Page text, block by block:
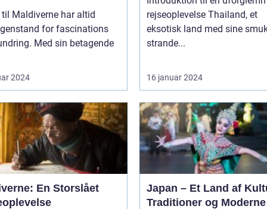
til Maldiverne har altid
for fascinations
Med sin betagende
2024
rejseoplevelse Thailand, et
eksotisk land med sine
strande...
16 januar 2024
En Storslået
Japan – Et Land af
Traditioner og Moderne